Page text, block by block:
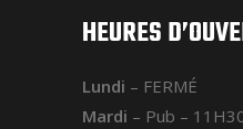
HEURES
Lundi – FERMÉ
Mardi – Pub –